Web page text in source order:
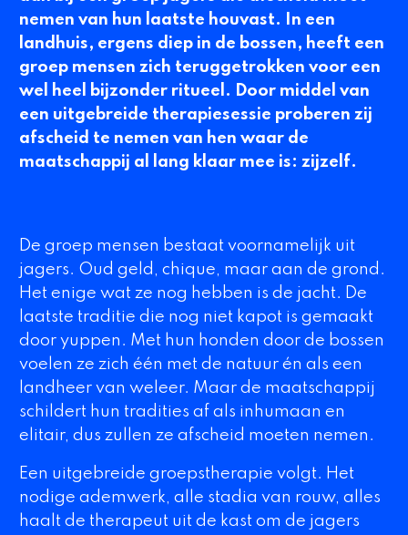
nemen van hun laatste houvast. In een
landhuis, ergens diep in de bossen, heeft een
groep mensen zich teruggetrokken voor een
wel heel bijzonder ritueel. Door middel van
een uitgebreide therapiesessie proberen zij
afscheid te nemen van hen waar de
maatschappij al lang klaar mee is: zijzelf.
De groep mensen bestaat voornamelijk uit
jagers. Oud geld, chique, maar aan de grond.
Het enige wat ze nog hebben is de jacht. De
laatste traditie die nog niet kapot is gemaakt
door yuppen. Met hun honden door de bossen
voelen ze zich één met de natuur én als een
landheer van weleer. Maar de maatschappij
schildert hun tradities af als inhumaan en
elitair, dus zullen ze afscheid moeten nemen.
Een uitgebreide groepstherapie volgt. Het
nodige ademwerk, alle stadia van rouw, alles
haalt de therapeut uit de kast om de jagers